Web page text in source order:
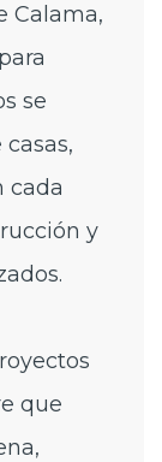
Calama,
se
cada
y
que